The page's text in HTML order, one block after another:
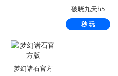
破晓九天h5
秒 玩
梦幻诸石官方